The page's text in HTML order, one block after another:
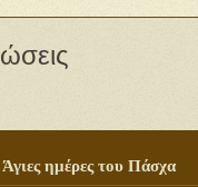
Άγιες ημέρες του Πάσχα